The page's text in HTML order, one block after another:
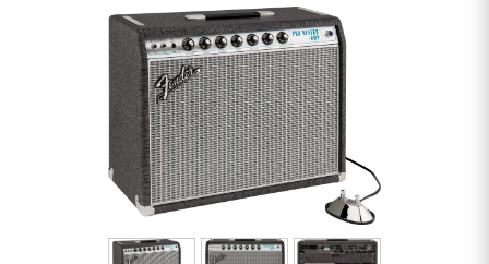
Toetsenbord & Piano
Synths & samplers
Home-studio
Hoofdtelefoon
Microfoon